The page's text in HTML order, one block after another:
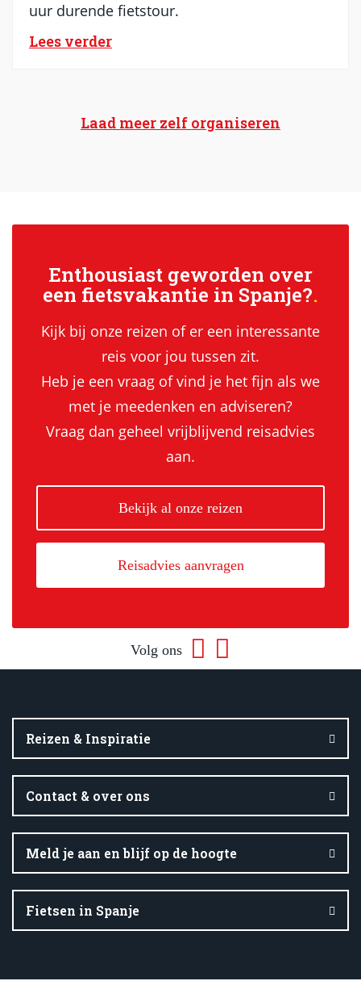
uur durende fietstour.
Lees verder
Laad meer zelf organiseren
Enthousiast geworden over
een fietsvakantie in Spanje?
Kijk bij onze reizen of er een interessante
reis voor jou tussen zit.
Heb je een vraag of vind je het fijn als we
met je meedenken en adviseren?
Vraag dan geheel vrijblijvend reisadvies
aan.
Bekijk al onze reizen
Reisadvies aanvragen
Volg ons
Reizen & Inspiratie
Contact & over ons
Meld je aan en blijf op de hoogte
Fietsen in Spanje